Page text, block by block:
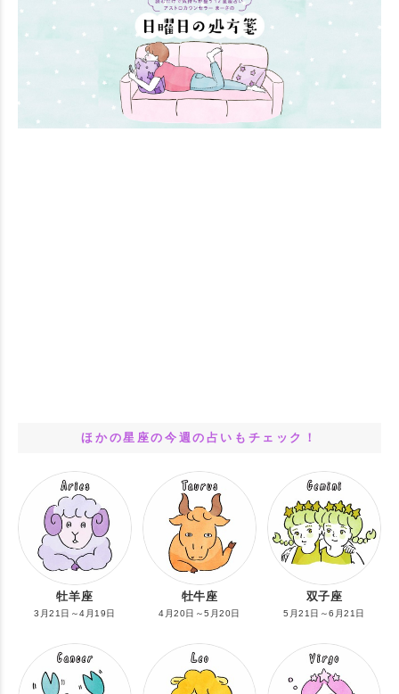
ほかの星座の今週の占いもチェック！
牡羊座
3月21日～4月19日
牡牛座
4月20日～5月20日
双子座
5月21日～6月21日